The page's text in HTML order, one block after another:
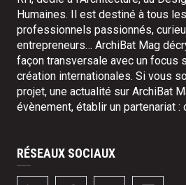
Humaines. Il est destiné à tous
professionnels passionnés,
entrepreneurs… ArchiBat Mag
façon transversale avec un focus
création internationales. Si vous
projet, une actualité sur ArchiBat
évènement, établir un partenariat :
RÉSEAUX SOCIAUX